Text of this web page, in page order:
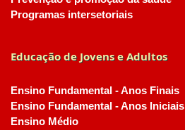
Programas intersetoriais
Educação de Jovens e Adultos
Ensino Fundamental - Anos Finais
Ensino Fundamental - Anos Iniciais
Ensino Médio